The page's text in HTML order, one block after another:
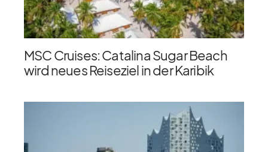
MSC Cruises: Catalina Sugar Beach
wird neues Reiseziel in der Karibik